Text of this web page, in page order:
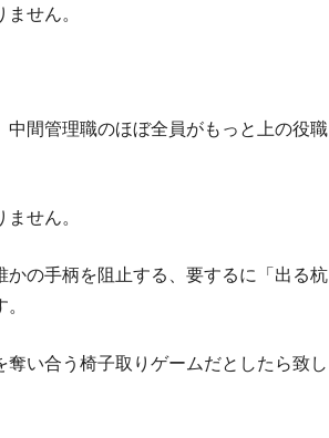
せん。
間管理職のほぼ全員がもっと上の役職
せん。
の手柄を阻止する、要するに「出る杭
い合う椅子取りゲームだとしたら致し